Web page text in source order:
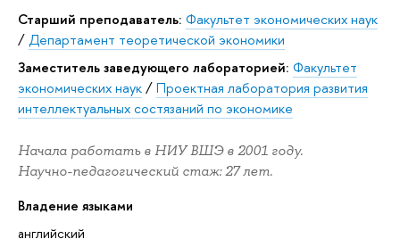
Старший преподаватель: Факультет экономических наук
/Департамент теоретической экономики
Заместитель заведующего лабораторией: Факультет
экономических наук/Проектная лаборатория развития
интеллектуальных состязаний по экономике
Начала работать в НИУ ВШЭ в 2001 году.
Научно-педагогический стаж: 27 лет.
Владение языками
английский